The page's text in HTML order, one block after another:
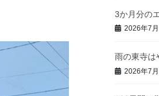
3か月分の
2026年7
雨の東寺は
2026年7